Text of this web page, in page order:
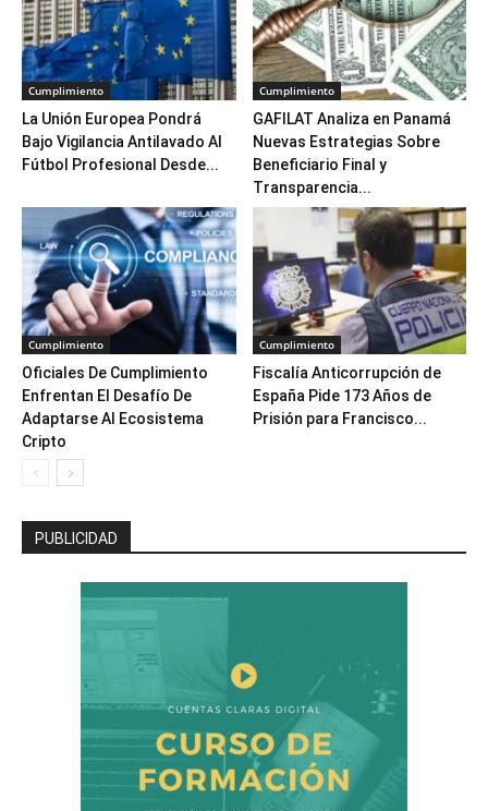
Cumplimiento
La Unión Europea Pondrá
Bajo Vigilancia Antilavado Al
Fútbol Profesional Desde...
Cumplimiento
GAFILAT Analiza en Panamá
Nuevas Estrategias Sobre
Beneficiario Final y
Transparencia...
Cumplimiento
Oficiales De Cumplimiento
Enfrentan El Desafío De
Adaptarse Al Ecosistema
Cripto
Cumplimiento
Fiscalía Anticorrupción de
España Pide 173 Años de
Prisión para Francisco...
PUBLICIDAD